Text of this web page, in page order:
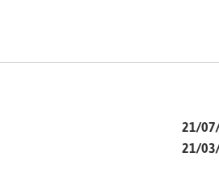
21/
21/